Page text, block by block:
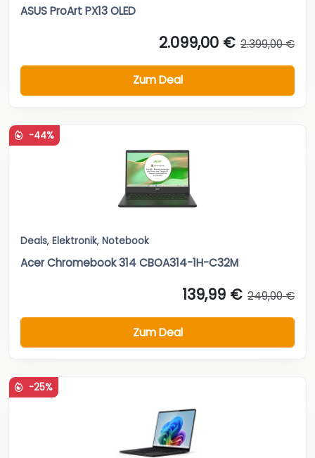
ASUS ProArt PX13 OLED
2.099,00 € 2.399,00 €
Zum Deal
-44%
Deals, Elektronik, Notebook
Acer Chromebook 314 CBOA314-1H-C32M
139,99 € 249,00 €
Zum Deal
-25%